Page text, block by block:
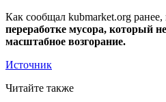
Как сообщал kubmarket.org
переработке мусора, который
масштабное возгорание.
Источник
Читайте также